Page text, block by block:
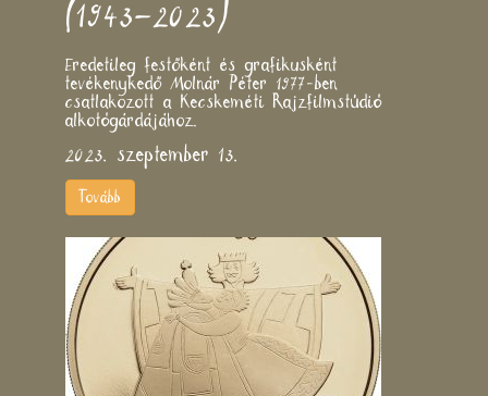
(1943–2023)
Eredetileg festőként és grafikusként
tevékenykedő Molnár Péter 1977-ben
csatlakozott a Kecskeméti Rajzfilmstúdió
alkotógárdájához.
2023. szeptember 13.
Tovább